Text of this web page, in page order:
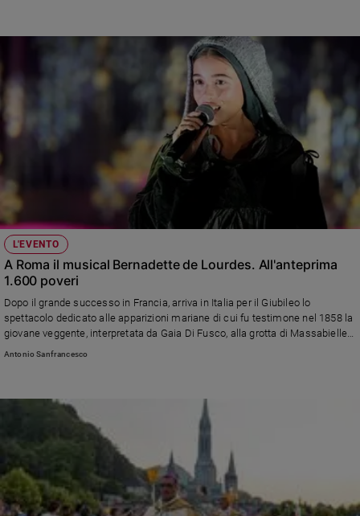
del
Società
e
valori
Ambiente
Creato
Volontariato
settimana
Migranti
L'EVENTO
A Roma il musical Bernadette de Lourdes. All'anteprima
1.600 poveri
Dopo il grande successo in Francia, arriva in Italia per il Giubileo lo
spettacolo dedicato alle apparizioni mariane di cui fu testimone nel 1858 la
giovane veggente, interpretata da Gaia Di Fusco, alla grotta di Massabielle.
Prima del debutto ufficiale del 16 gennaio all’auditorium di via della
Antonio Sanfrancesco